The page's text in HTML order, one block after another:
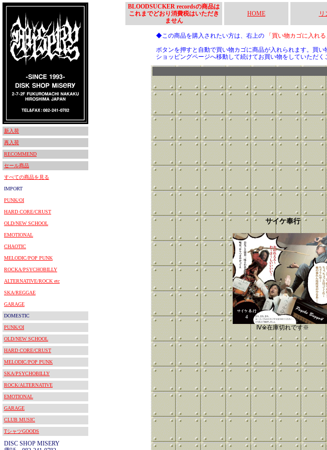
新入荷
再入荷
RECOMMEND
セール商品
すべての商品を見る
IMPORT
PUNK/OI
HARD CORE/CRUST
OLD/NEW SCHOOL
EMOTIONAL
CHAOTIC
MELODIC/POP PUNK
ROCKA/PSYCHOBILLY
ALTERNATIVE/ROCK etc
SKA/REGGAE
GARAGE
DOMESTIC
PUNK/OI
OLD/NEW SCHOOL
HARD CORE/CRUST
MELODIC/POP PUNK
SKA/PSYCHOBILLY
ROCK/ALTERNATIVE
EMOTIONAL
GARAGE
CLUB MUSIC
TシャツGOODS
DISC SHOP MISERY
BLOODSUCKER recordsの商品は
これまでどおり消費税はいただき
ません
HOME リ
◆この商品を購入されたい方は、右上の 「買い物カゴに入れる
ボタンを押すと自動で買い物カゴに商品が入れられます。買
ショッピングページへ移動して続けてお買い物をしていただく
サイケ奉行
Ⅳ※在庫切れです※